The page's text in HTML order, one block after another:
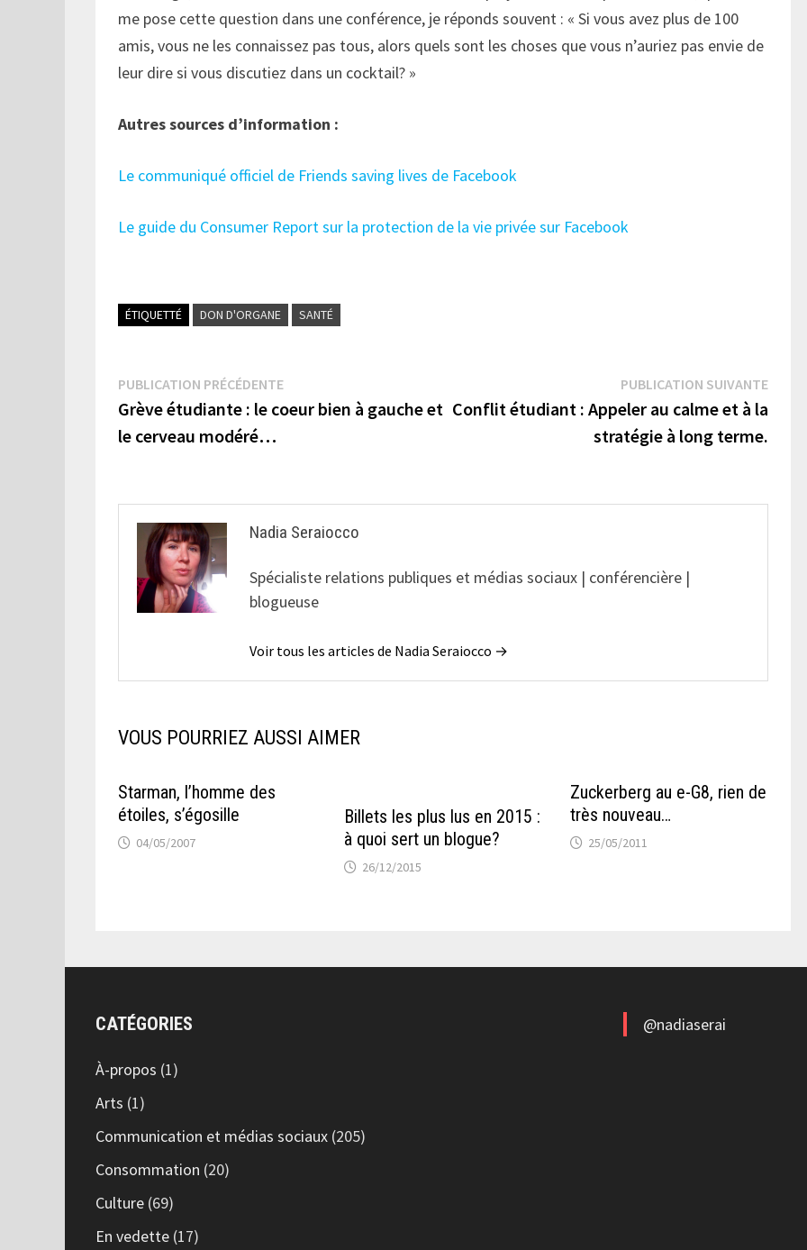
me pose cette question dans une conférence, je réponds souvent : « Si vous avez plus de 100
amis, vous ne les connaissez pas tous, alors quels sont les choses que vous n’auriez pas envie de
leur dire si vous discutiez dans un cocktail? »
Autres sources d’information :
Le communiqué officiel de Friends saving lives de Facebook
Le guide du Consumer Report sur la protection de la vie privée sur Facebook
ÉTIQUETTÉ DON D'ORGANE SANTÉ
Navigation
de
PUBLICATION PRÉCÉDENTEPublication
précédente :
Grève étudiante : le coeur bien à gauche et
le cerveau modéré…
PUBLICATION SUIVANTE
Conflit étudiant : Appeler au calme et à la
stratégie à long terme.
Nadia Seraiocco
Spécialiste relations publiques et médias sociaux | conférencière |
blogueuse
Voir tous les articles de Nadia Seraiocco →
VOUS POURRIEZ AUSSI AIMER
Starman, l’homme des
étoiles, s’égosille
04/05/2007
Billets les plus lus en 2015 :
à quoi sert un blogue?
26/12/2015
Zuckerberg au e-G8, rien de
très nouveau…
25/05/2011
CATÉGORIES
À-propos (1)
Arts (1)
Communication et médias sociaux (205)
Consommation (20)
Culture (69)
En vedette (17)
@nadiaserai